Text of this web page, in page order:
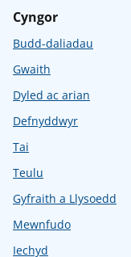
Cyngor
Budd-daliadau
Gwaith
Dyled ac arian
Defnyddwyr
Tai
Teulu
Gyfraith a Llysoedd
Mewnfudo
Iechyd